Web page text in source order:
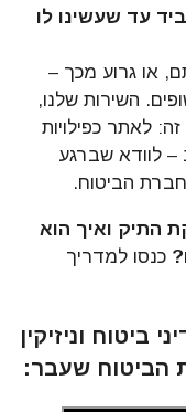
עד שעשינו לו
או גרוע מכך –
השירות שלנו,
לאתר כפילויות
– לוודא שברגע
הביטוח.
התיק ואיך הוא
כנסו למדריך
ביטוח וניזיקין
הביטוח שעבר: